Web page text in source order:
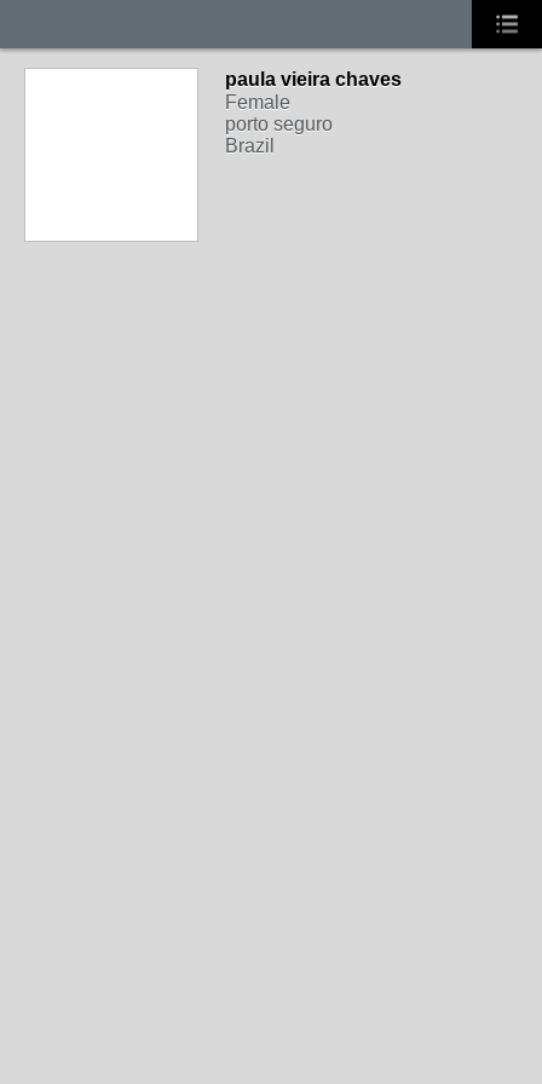
paula vieira chaves
Female
porto seguro
Brazil